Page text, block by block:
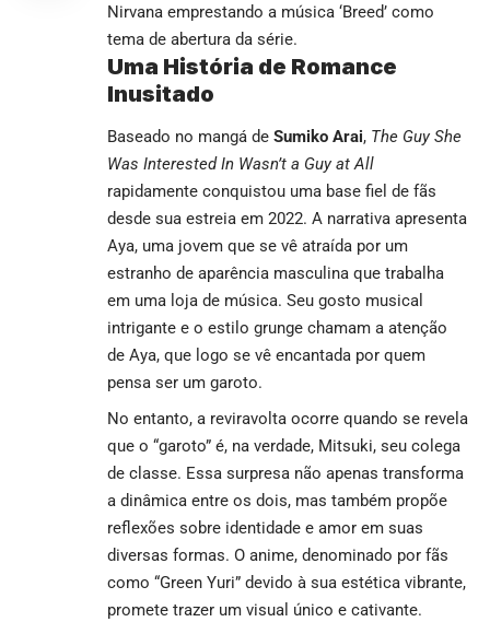
Nirvana emprestando a música ‘Breed’ como
tema de abertura da série.
Uma História de Romance
Inusitado
Baseado no mangá de Sumiko Arai, The Guy She
Was Interested In Wasn’t a Guy at All
rapidamente conquistou uma base fiel de fãs
desde sua estreia em 2022. A narrativa apresenta
Aya, uma jovem que se vê atraída por um
estranho de aparência masculina que trabalha
em uma loja de música. Seu gosto musical
intrigante e o estilo grunge chamam a atenção
de Aya, que logo se vê encantada por quem
pensa ser um garoto.
No entanto, a reviravolta ocorre quando se revela
que o “garoto” é, na verdade, Mitsuki, seu colega
de classe. Essa surpresa não apenas transforma
a dinâmica entre os dois, mas também propõe
reflexões sobre identidade e amor em suas
diversas formas. O anime, denominado por fãs
como “Green Yuri” devido à sua estética vibrante,
promete trazer um visual único e cativante.